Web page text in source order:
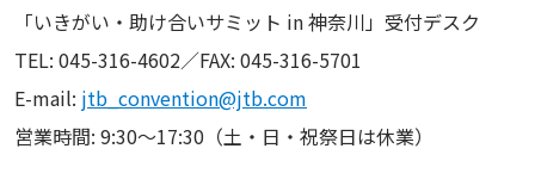
「いきがい・助け合いサミット in 神奈川」受付デスク
TEL: 045-316-4602／FAX: 045-316-5701
E-mail: jtb_convention@jtb.com
営業時間: 9:30～17:30（土・日・祝祭日は休業）